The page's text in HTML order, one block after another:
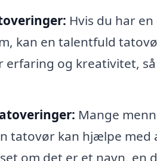
Hvis du har
kan en talentfuld
erfaring og kreativitet,
Mange
tatovør kan hjælpe
om det er et navn, en